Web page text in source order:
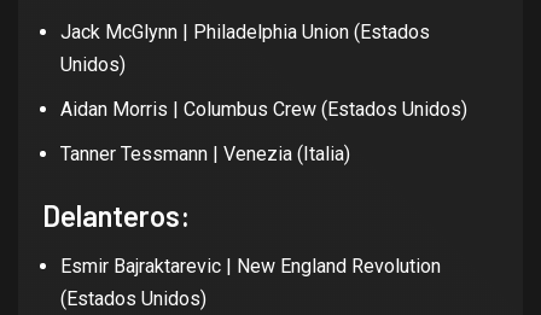
Jack McGlynn | Philadelphia Union (Estados
Unidos)
Aidan Morris | Columbus Crew (Estados Unidos)
Tanner Tessmann | Venezia (Italia)
Delanteros:
Esmir Bajraktarevic | New England Revolution
(Estados Unidos)